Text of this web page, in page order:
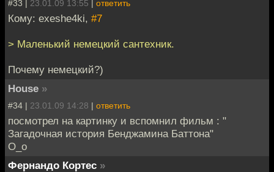
#33 | 23.01.09 13:55 ответить
Кому: exeshe4ki, #7
> Маленький немецкий сантехник.
Почему немецкий?)
House »
#34 | 23.01.09 14:28 | ответить
посмотрел на картинку и вспомнил фильм : "
Загадочная история Бенджамина Баттона"
О_о
Фернандо Кортес »